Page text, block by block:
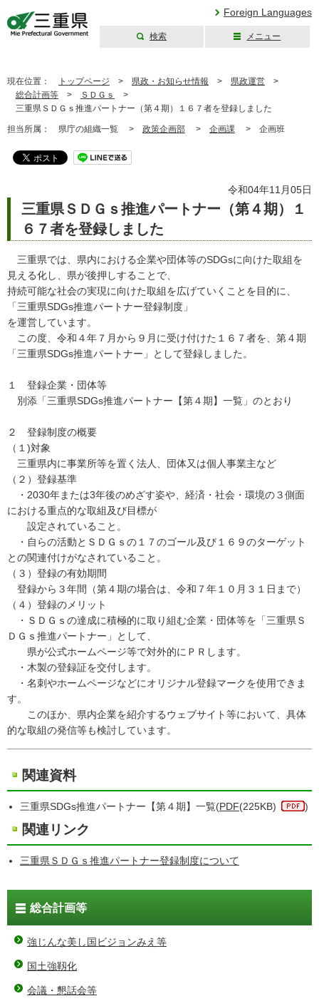
Foreign Languages
検索 メニュー
現在位置： トップページ > 県政・お知らせ情報 > 県政運営 >
総合計画等 > ＳＤＧｓ
>
三重県ＳＤＧｓ推進パートナー（第４期）１６７者を登録しました
担当所属： 県庁の組織一覧 > 政策企画部 > 企画課 > 企画班
令和04年11月05日
三重県ＳＤＧｓ推進パートナー（第４期）１
６７者を登録しました
三重県では、県内における企業や団体等のSDGsに向けた取組を
見える化し、県が後押しすることで、
持続可能な社会の実現に向けた取組を広げていくことを目的に、
「三重県SDGs推進パートナー登録制度」
を運営しています。
この度、令和４年７月から９月に受け付けた１６７者を、第４期
「三重県SDGs推進パートナー」として登録しました。
１ 登録企業・団体等
別添「三重県SDGs推進パートナー【第４期】一覧」のとおり
２ 登録制度の概要
（１)対象
三重県内に事業所等を置く法人、団体又は個人事業主など
（２）登録基準
・2030年または3年後のめざす姿や、経済・社会・環境の３側面
における重点的な取組及び目標が
設定されていること。
・自らの活動とＳＤＧｓの１７のゴール及び１６９のターゲット
との関連付けがなされていること。
（３）登録の有効期間
登録から３年間（第４期の場合は、令和７年１０月３１日まで）
（４）登録のメリット
・ＳＤＧｓの達成に積極的に取り組む企業・団体等を「三重県Ｓ
ＤＧｓ推進パートナー」として、
県が公式ホームページ等で対外的にＰＲします。
・木製の登録証を交付します。
・名刺やホームページなどにオリジナル登録マークを使用できま
す。
このほか、県内企業を紹介するウェブサイト等において、具体
的な取組の発信等も検討しています。
関連資料
三重県SDGs推進パートナー【第４期】一覧(PDF(225KB) )
関連リンク
三重県ＳＤＧｓ推進パートナー登録制度について
総合計画等
強じんな美し国ビジョンみえ等
国土強靱化
会議・懇話会等